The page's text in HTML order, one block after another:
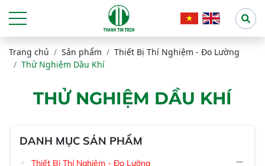
Trang chủ Sản phẩm
Thiết Bị Thí Nghiệm - Đo Lường
Thử Nghiệm Dầu Khí
THỬ NGHIỆM DẦU KHÍ
DANH MỤC SẢN PHẨM
Thiết Bị Thí Nghiệm - Đo Lường